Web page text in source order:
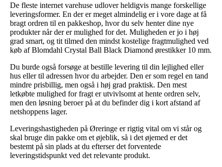
De fleste internet varehuse udlover heldigvis mange forskellige
leveringsformer. En der er meget almindelig er i vore dage at få
bragt ordren til en pakkeshop, hvor du selv henter dine nye
produkter når der er mulighed for det. Muligheden er jo i høj
grad smart, og tit tilmed den mindst kostelige fragtmulighed ved
køb af Blomdahl Crystal Ball Black Diamond ørestikker 10 mm.
Du burde også forsøge at bestille levering til din lejlighed eller
hus eller til adressen hvor du arbejder. Den er som regel en tand
mindre prisbillig, men også i høj grad praktisk. Den mest
letkøbte mulighed for fragt er utvivlsomt at hente ordren selv,
men den løsning beroer på at du befinder dig i kort afstand af
netshoppens lager.
Leveringshastigheden på Øreringe er rigtig vital om vi står og
skal bruge din pakke om et øjeblik, så i det øjemed er det
bestemt på sin plads at du efterser det forventede
leveringstidspunkt ved det relevante produkt.